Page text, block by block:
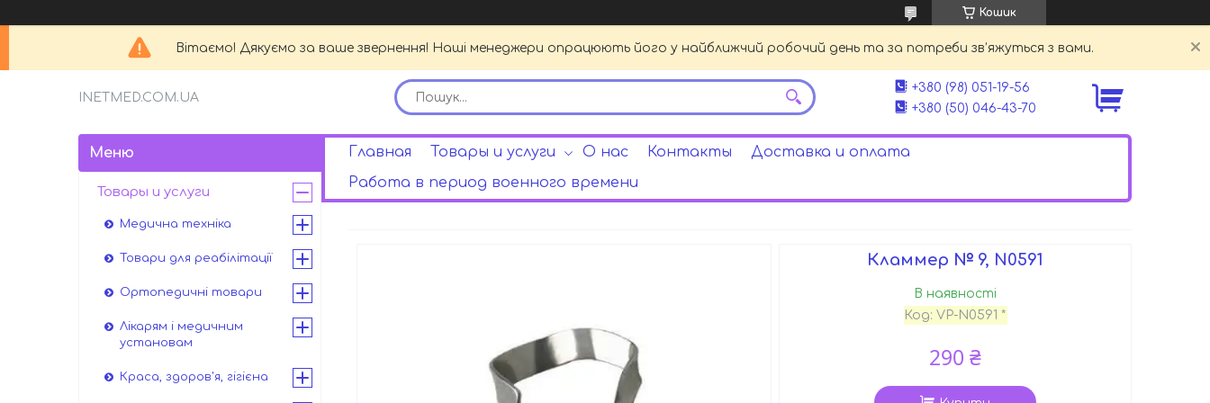
Кошик
Вітаємо! Дякуємо за ваше звернення! Наші менеджери опрацюють його у найближчий робочий день та за потреби зв’яжуться з вами.
INETMED.COM.UA
+380 (98) 051-19-56
+380 (50) 046-43-70
Главная Товары и услуги О нас Контакты
Доставка и оплата
Работа в период военного времени
Кламмер № 9, N0591
В наявності
Код: VP-N0591 *
290 ₴
Товары и услуги
Медична техніка
Товари для реабілітації
Ортопедичні товари
Лікарям і медичним
установам
Краса, здоров'я, гігієна